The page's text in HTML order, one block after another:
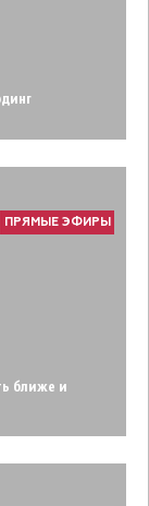
ПРЯМЫЕ ЭФИРЫ
ближе и